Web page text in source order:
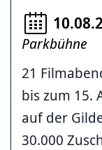
Parkbühne
21
bis zum 15.
auf der
30.000